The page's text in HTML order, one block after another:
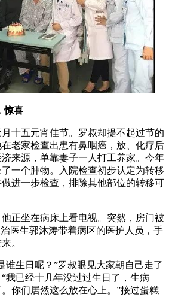
惊喜
五元宵佳节。罗叔却提不起过节的
在老家检查出患有鼻咽癌，放、化疗后
来源，单靠妻子一人打工养家。今年
一个肿物。入院检查初步认定为转移
进一步检查，排除其他部位的转移可
坐在病床上看电视。突然，房门被
医生郭沐涛带着病区的医护人员，手
。
生日呢？”罗叔眼见大家朝自己走了
我已经十几年没过过生日了，生病
你们居然这么放在心上。”接过蛋糕